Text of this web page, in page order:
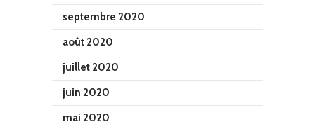
septembre 2020
août 2020
juillet 2020
juin 2020
mai 2020